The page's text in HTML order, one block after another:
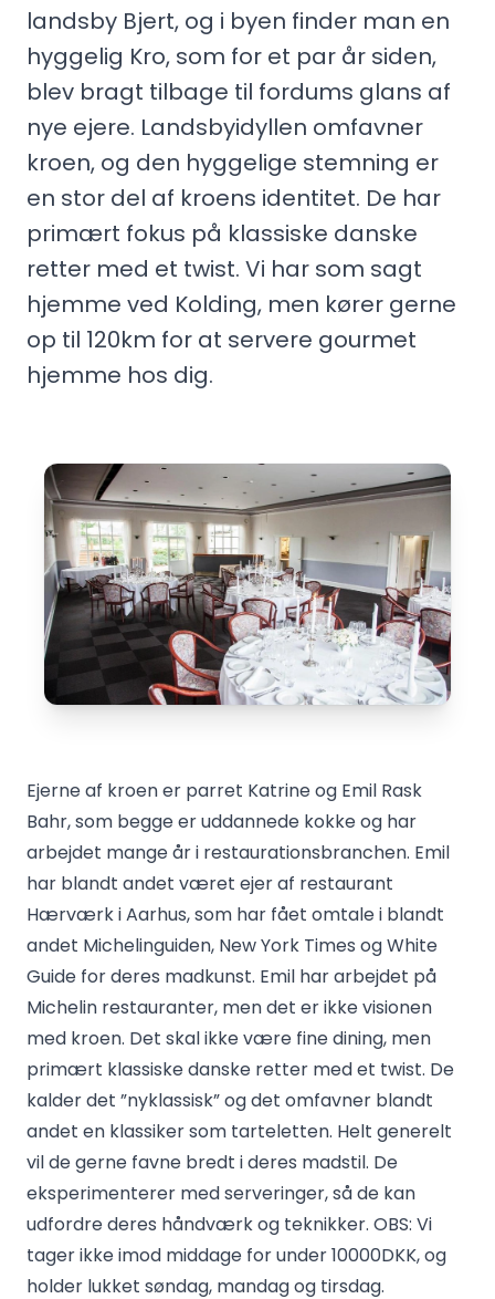
landsby Bjert, og i byen finder man en
hyggelig Kro, som for et par år siden,
blev bragt tilbage til fordums glans af
nye ejere. Landsbyidyllen omfavner
kroen, og den hyggelige stemning er
en stor del af kroens identitet. De har
primært fokus på klassiske danske
retter med et twist. Vi har som sagt
hjemme ved Kolding, men kører gerne
op til 120km for at servere gourmet
hjemme hos dig.
Ejerne af kroen er parret Katrine og Emil Rask
Bahr, som begge er uddannede kokke og har
arbejdet mange år i restaurationsbranchen. Emil
har blandt andet været ejer af restaurant
Hærværk i Aarhus, som har fået omtale i blandt
andet Michelinguiden, New York Times og White
Guide for deres madkunst. Emil har arbejdet på
Michelin restauranter, men det er ikke visionen
med kroen. Det skal ikke være fine dining, men
primært klassiske danske retter med et twist. De
kalder det ”nyklassisk” og det omfavner blandt
andet en klassiker som tarteletten. Helt generelt
vil de gerne favne bredt i deres madstil. De
eksperimenterer med serveringer, så de kan
udfordre deres håndværk og teknikker. OBS: Vi
tager ikke imod middage for under 10000DKK, og
holder lukket søndag, mandag og tirsdag.